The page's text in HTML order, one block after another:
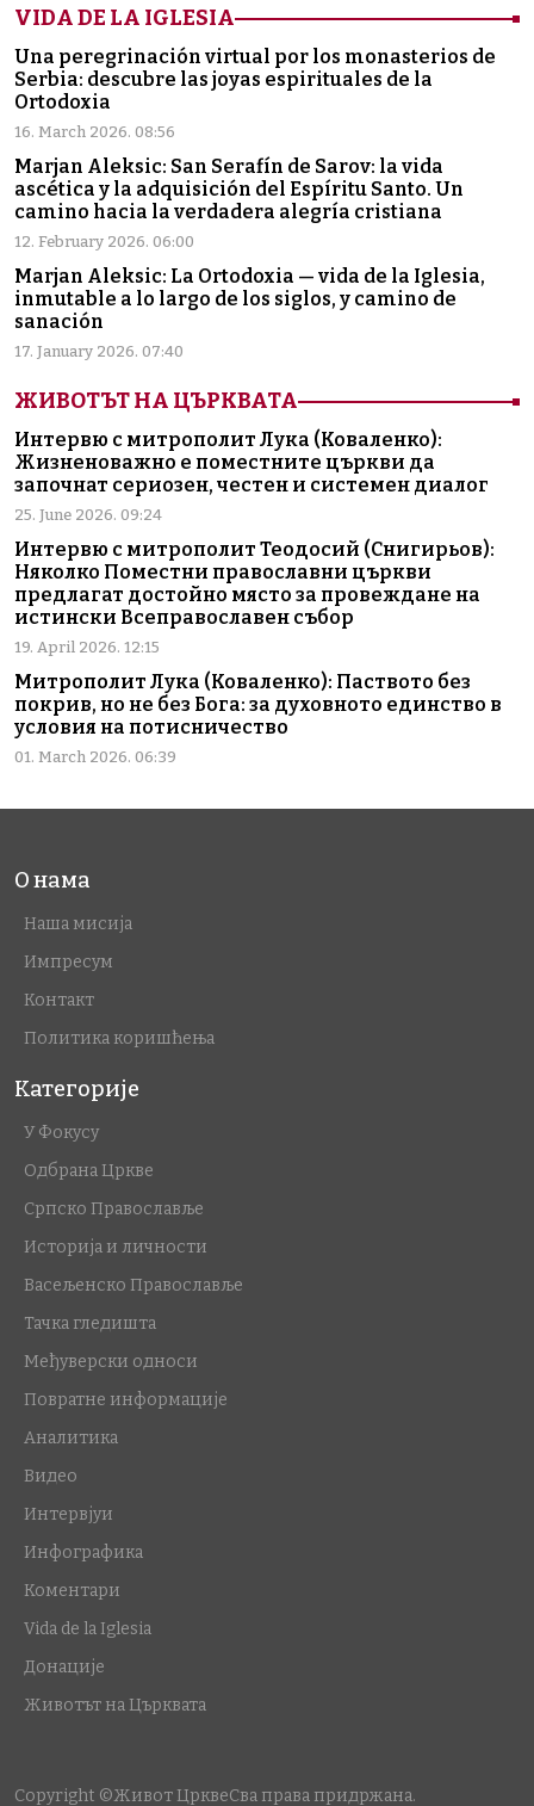
VIDA DE LA IGLESIA
Una peregrinación virtual por los monasterios de
Serbia: descubre las joyas espirituales de la
Ortodoxia
16. March 2026. 08:56
Marjan Aleksic: San Serafín de Sarov: la vida
ascética y la adquisición del Espíritu Santo. Un
camino hacia la verdadera alegría cristiana
12. February 2026. 06:00
Marjan Aleksic: La Ortodoxia — vida de la Iglesia,
inmutable a lo largo de los siglos, y camino de
sanación
17. January 2026. 07:40
ЖИВОТЪТ НА ЦЪРКВАТА
Интервю с митрополит Лука (Коваленко):
Жизненоважно е поместните църкви да
започнат сериозен, честен и системен диалог
25. June 2026. 09:24
Интервю с митрополит Теодосий (Снигирьов):
Няколко Поместни православни църкви
предлагат достойно място за провеждане на
истински Всеправославен събор
19. April 2026. 12:15
Митрополит Лука (Коваленко): Паството без
покрив, но не без Бога: за духовното единство в
условия на потисничество
01. March 2026. 06:39
О нама
Наша мисија
Импресум
Контакт
Политика коришћења
Категорије
У Фокусу
Одбрана Цркве
Српско Православље
Историја и личности
Васељенско Православље
Тачка гледишта
Међуверски односи
Повратне информације
Аналитика
Видео
Интервјуи
Инфографика
Коментари
Vida de la Iglesia
Донације
Животът на Църквата
Copyright ©Живот ЦрквеСва права придржана.